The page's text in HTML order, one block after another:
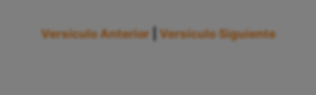
Versículo Anterior Versículo Siguiente